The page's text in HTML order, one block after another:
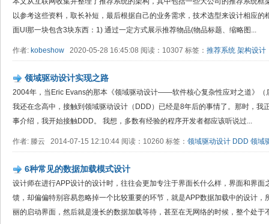
以参考这些资料，取长补短，最后根据自己的业务需求，技术选型来设计相应
面UI那一块包含3块东西：1) 通过一定方式展示推荐物品(物品标题、缩略图...
作者: kobeshow 2020-05-28 16:45:08 阅读：10307 标签： 推荐系统 架构设计
领域驱动设计实现之路
2004年，当Eric Evans的那本《领域驱动设计——软件核心复杂性应对之道》（
我还在念高中，接触到领域驱动设计（DDD）已经是8年后的事情了。那时，我
事介绍，我开始接触DDD。 我想，多数有经验的程序开发者都应该听说过...
作者: 滕云 2014-07-15 12:10:44 阅读：10260 标签： 领域驱动设计 DDD 领域
6种常见的数据加载模式设计
设计师在进行APP设计的设计时，往往会更加专注于界面长什么样，界面和界
馈，却偏偏特别容易忽略掉一个比较重要的环节，就是APP数据加载中的设计
丽的启动界面，然后就是漫长的数据加载等待，甚至在无网络的时候，整个处于